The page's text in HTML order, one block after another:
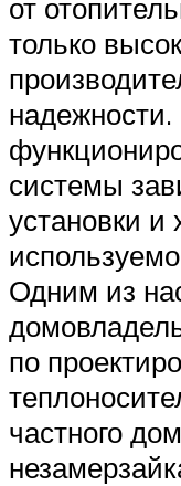
от
только
системы
установки и
Одним из
по
частного